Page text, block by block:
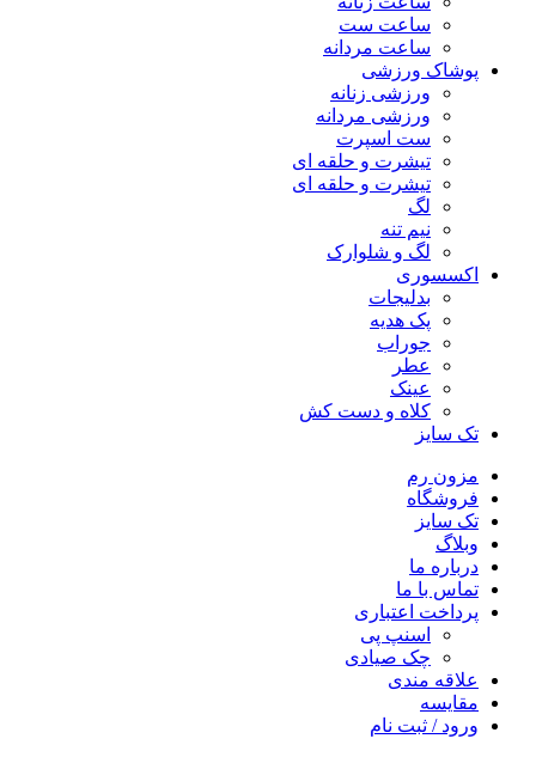
ساعت ست
ساعت مردانه
پوشاک ورزشی
ورزشی زنانه
ورزشی مردانه
ست اسپرت
تیشرت و حلقه ای
تیشرت و حلقه ای
لگ
نیم تنه
لگ و شلوارک
اکسسوری
بدلیجات
پک هدیه
جوراب
عطر
عینک
کلاه و دست کش
تک سایز
مزون رم
فروشگاه
تک سایز
وبلاگ
درباره ما
تماس با ما
پرداخت اعتباری
اسنپ پی
چک صیادی
علاقه مندی
مقايسه
ورود / ثبت نام